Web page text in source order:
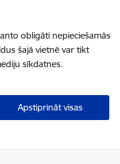
obligāti nepieciešamās
šajā vietnē var tikt
sīkdatnes.
Apstiprināt visas